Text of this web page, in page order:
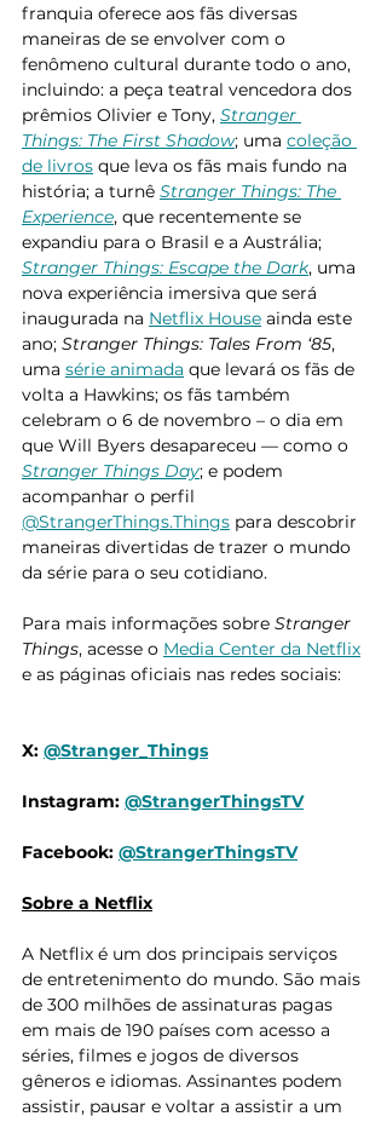
franquia oferece aos fãs diversas
maneiras de se envolver com o
fenômeno cultural durante todo o ano,
incluindo: a peça teatral vencedora dos
prêmios Olivier e Tony, Stranger
Things: The First Shadow; uma coleção
de livros que leva os fãs mais fundo na
história; a turnê Stranger Things: The
Experience, que recentemente se
expandiu para o Brasil e a Austrália;
Stranger Things: Escape the Dark, uma
nova experiência imersiva que será
inaugurada na Netflix House ainda este
ano; Stranger Things: Tales From ‘85,
uma série animada que levará os fãs de
volta a Hawkins; os fãs também
celebram o 6 de novembro – o dia em
que Will Byers desapareceu — como o
Stranger Things Day; e podem
acompanhar o perfil
@StrangerThings.Things para descobrir
maneiras divertidas de trazer o mundo
da série para o seu cotidiano.
Para mais informações sobre Stranger
Things, acesse o Media Center da Netflix
e as páginas oficiais nas redes sociais:
X: @Stranger_Things
Instagram: @StrangerThingsTV
Facebook: @StrangerThingsTV
Sobre a Netflix
A Netflix é um dos principais serviços
de entretenimento do mundo. São mais
de 300 milhões de assinaturas pagas
em mais de 190 países com acesso a
séries, filmes e jogos de diversos
gêneros e idiomas. Assinantes podem
assistir, pausar e voltar a assistir a um